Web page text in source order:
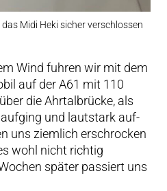
Midi Heki sicher verschlossen
Wind fuhren wir mit dem
auf der A61 mit 110
die Ahrtalbrücke, als
und lautstark auf-
uns ziemlich erschrocken
wohl nicht richtig
später passiert uns